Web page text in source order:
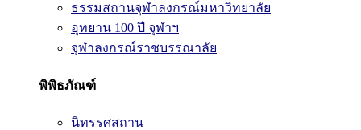
ธรรมสถานจุฬาลงกรณ์มหาวิทยาลัย
อุทยาน 100 ปี จุฬาฯ
จุฬาลงกรณ์ราชบรรณาลัย
พิพิธภัณฑ์
นิทรรศสถาน